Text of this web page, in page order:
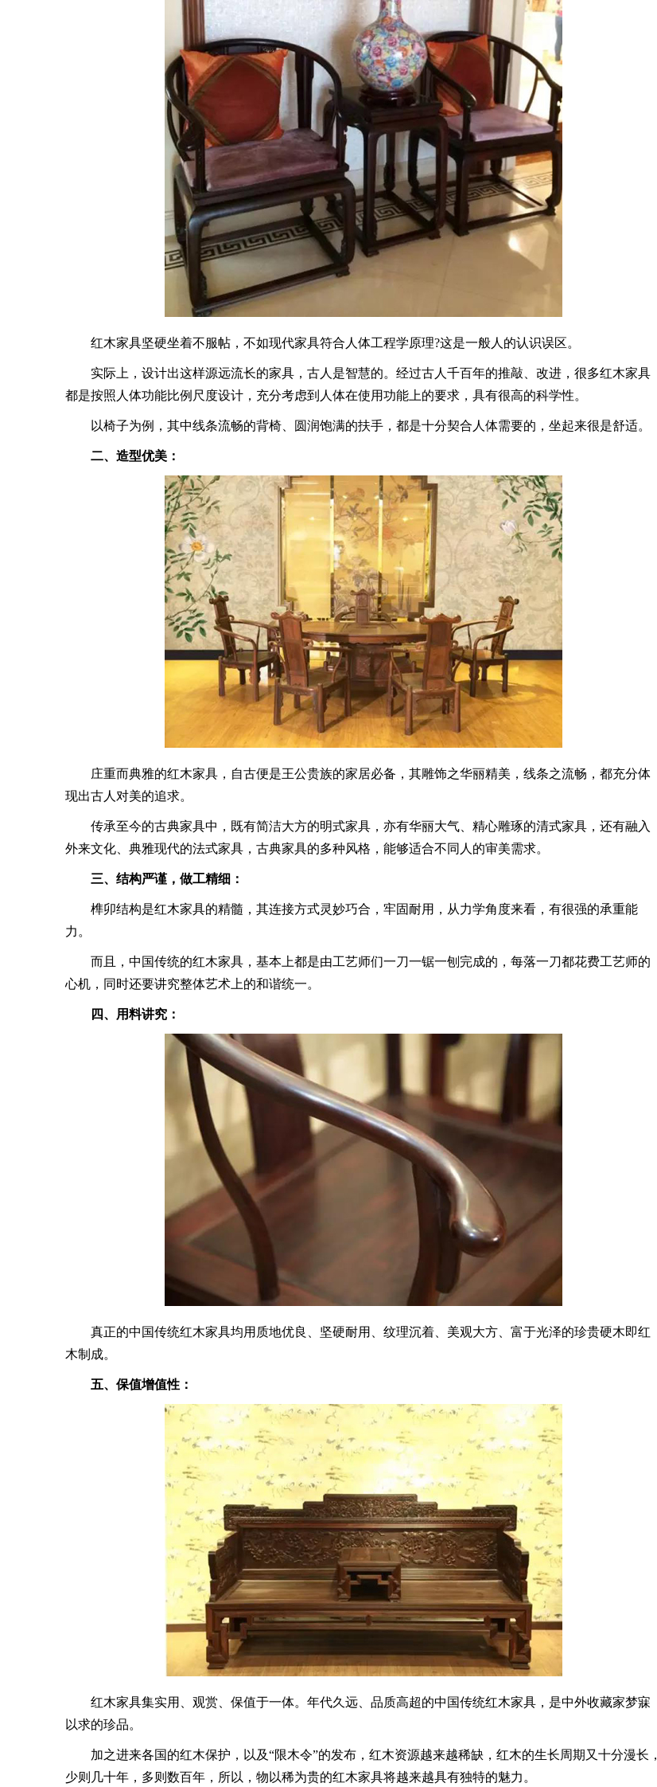
红木家具坚硬坐着不服帖，不如现代家具符合人体工程学原理?这是一般人的认识误区。
实际上，设计出这样源远流长的家具，古人是智慧的。经过古人千百年的推敲、改进，很多红木家具
都是按照人体功能比例尺度设计，充分考虑到人体在使用功能上的要求，具有很高的科学性。
以椅子为例，其中线条流畅的背椅、圆润饱满的扶手，都是十分契合人体需要的，坐起来很是舒适。
二、造型优美：
庄重而典雅的红木家具，自古便是王公贵族的家居必备，其雕饰之华丽精美，线条之流畅，都充分体
现出古人对美的追求。
传承至今的古典家具中，既有简洁大方的明式家具，亦有华丽大气、精心雕琢的清式家具，还有融入
外来文化、典雅现代的法式家具，古典家具的多种风格，能够适合不同人的审美需求。
三、结构严谨，做工精细：
榫卯结构是红木家具的精髓，其连接方式灵妙巧合，牢固耐用，从力学角度来看，有很强的承重能
力。
而且，中国传统的红木家具，基本上都是由工艺师们一刀一锯一刨完成的，每落一刀都花费工艺师的
心机，同时还要讲究整体艺术上的和谐统一。
四、用料讲究：
真正的中国传统红木家具均用质地优良、坚硬耐用、纹理沉着、美观大方、富于光泽的珍贵硬木即红
木制成。
五、保值增值性：
红木家具集实用、观赏、保值于一体。年代久远、品质高超的中国传统红木家具，是中外收藏家梦寐
以求的珍品。
加之进来各国的红木保护，以及“限木令”的发布，红木资源越来越稀缺，红木的生长周期又十分漫长，
少则几十年，多则数百年，所以，物以稀为贵的红木家具将越来越具有独特的魅力。